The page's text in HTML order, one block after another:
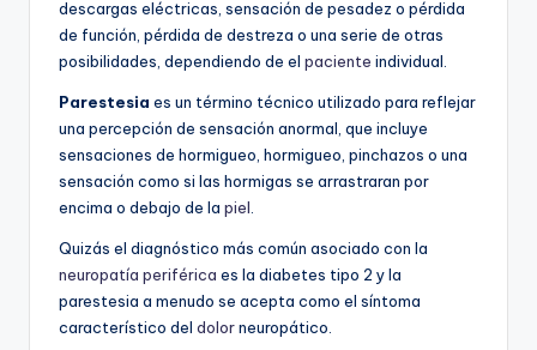
descargas eléctricas, sensación de pesadez o pérdida
de función, pérdida de destreza o una serie de otras
posibilidades, dependiendo de el paciente individual.
Parestesia es un término técnico utilizado para reflejar
una percepción de sensación anormal, que incluye
sensaciones de hormigueo, hormigueo, pinchazos o una
sensación como si las hormigas se arrastraran por
encima o debajo de la piel
Quizás el diagnóstico más común asociado con la
neuropatía periférica es la diabetes tipo 2 y la
parestesia a menudo se acepta como el síntoma
característico del dolorneuropático.